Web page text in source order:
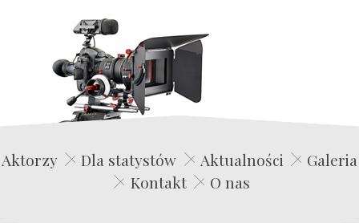
Edwin Film Agencja Aktorska
Aktorzy Dla statystów Aktualności
Galeria
Kontakt
O nas